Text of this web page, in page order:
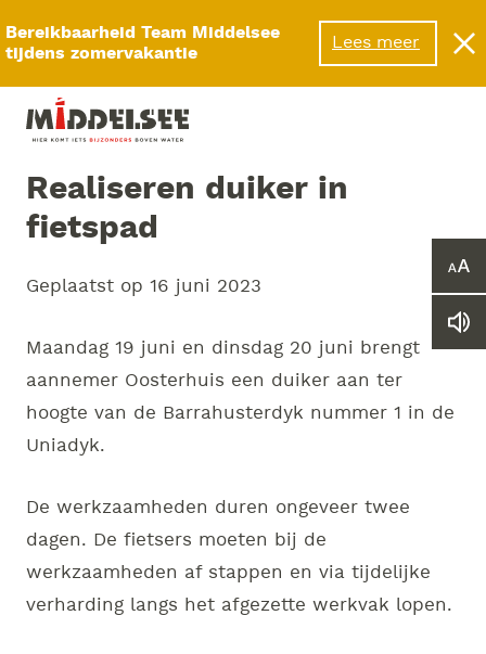
Bereikbaarheid Team Middelsee
tijdens zomervakantie
Lees meer
Menu
of
Realiseren duiker in
fietspad
Geplaatst op 16 juni 2023
Maandag 19 juni en dinsdag 20 juni brengt
aannemer Oosterhuis een duiker aan ter
hoogte van de Barrahusterdyk nummer 1 in de
Uniadyk.
De werkzaamheden duren ongeveer twee
dagen. De fietsers moeten bij de
werkzaamheden af stappen en via tijdelijke
verharding langs het afgezette werkvak lopen.